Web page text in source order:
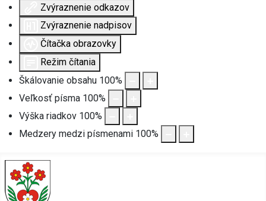
Zvýraznenie odkazov
Zvýraznenie nadpisov
Čítačka obrazovky
Režim čítania
Škálovanie obsahu 100%
Veľkosť písma 100%
Výška riadkov 100%
Medzery medzi písmenami 100%